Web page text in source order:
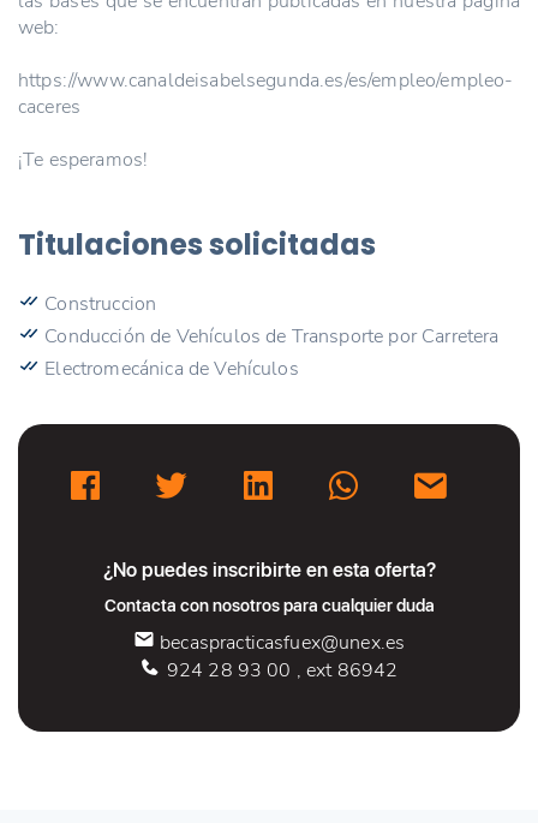
web:
https://www.canaldeisabelsegunda.es/es/empleo/empleo-
caceres
¡Te esperamos!
Titulaciones solicitadas
Construccion
Conducción de Vehículos de Transporte por Carretera
Electromecánica de Vehículos
¿No puedes inscribirte en esta oferta?
Contacta con nosotros para cualquier duda
becaspracticasfuex@unex.es
924 28 93 00 , ext 86942